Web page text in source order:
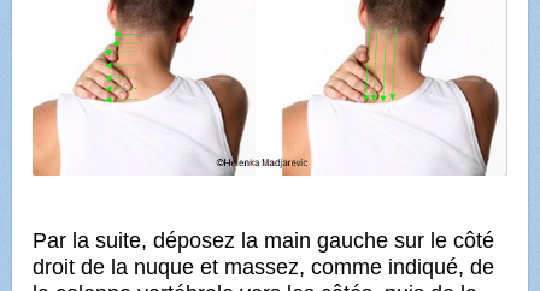
Par la suite, déposez la main gauche sur le côté
droit de la nuque et massez, comme indiqué, de